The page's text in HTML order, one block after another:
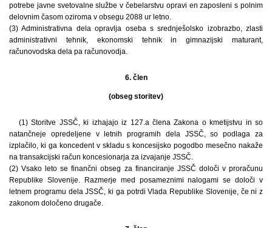
potrebe javne svetovalne službe v čebelarstvu opravi en zaposleni s polnim
delovnim časom oziroma v obsegu 2088 ur letno.
(3) Administrativna dela opravlja oseba s srednješolsko izobrazbo, zlasti
administrativni tehnik, ekonomski tehnik in gimnazijski maturant,
računovodska dela pa računovodja.
6. člen
(obseg storitev)
(1) Storitve JSSČ, ki izhajajo iz 127.a člena Zakona o kmetijstvu in so
natančneje opredeljene v letnih programih dela JSSČ, so podlaga za
izplačilo, ki ga koncedent v skladu s koncesijsko pogodbo mesečno nakaže
na transakcijski račun koncesionarja za izvajanje JSSČ.
(2) Vsako leto se finančni obseg za financiranje JSSČ določi v proračunu
Republike Slovenije. Razmerje med posameznimi nalogami se določi v
letnem programu dela JSSČ, ki ga potrdi Vlada Republike Slovenije, če ni z
zakonom določeno drugače.